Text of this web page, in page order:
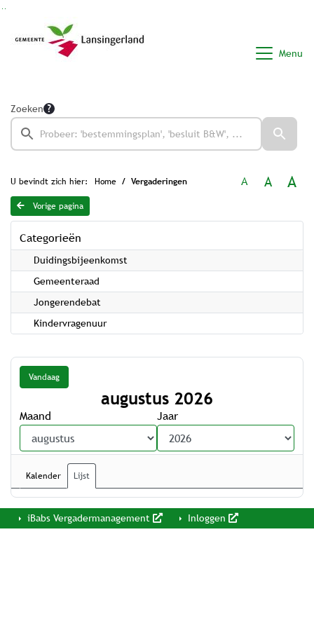
Menu
Zoeken
U bevindt zich hier: Home Vergaderingen A A A
Vorige pagina
Categorieën
Duidingsbijeenkomst
Gemeenteraad
Jongerendebat
Kindervragenuur
Vandaag
augustus 2026
Maand Jaar
Kalender Lijst
iBabs Vergadermanagement Inloggen